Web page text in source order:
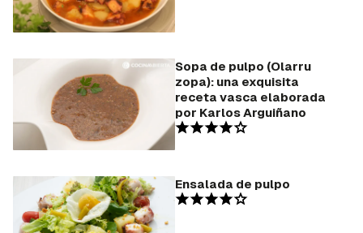
Sopa de pulpo (Olarru
zopa): una exquisita
receta vasca elaborada
por Karlos Arguiñano
Ensalada de pulpo